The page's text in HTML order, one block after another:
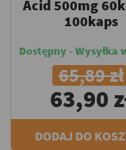
Acid 500mg
100kaps
Dostępny - Wysyłka
65,89 zł
63,90
DODAJ DO